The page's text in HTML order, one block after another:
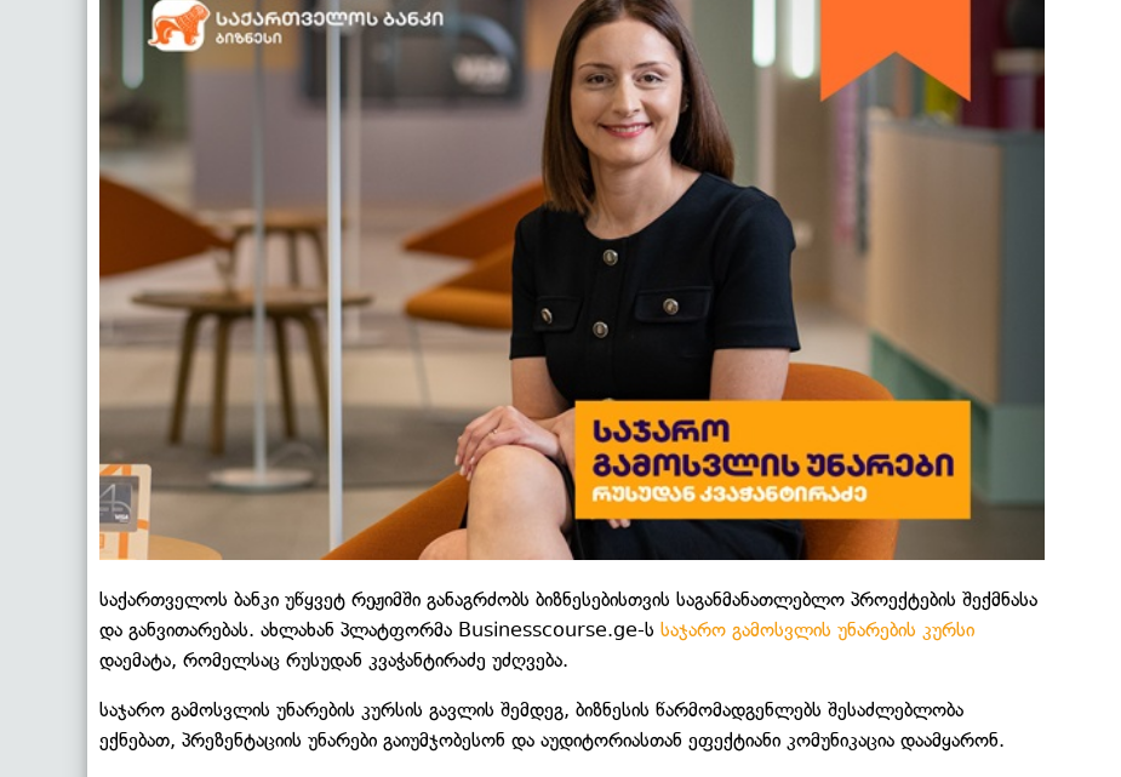
საქართველოს ბანკი უწყვეტ რეჟიმში განაგრძობს ბიზნესებისთვის საგანმანათლებლო პროექტების შექმნასა
და განვითარებას. ახლახან პლატფორმა Businesscourse.ge-ს საჯარო გამოსვლის უნარების კურსი
დაემატა, რომელსაც რუსუდან კვაჭანტირაძე უძღვება.
საჯარო გამოსვლის უნარების კურსის გავლის შემდეგ, ბიზნესის წარმომადგენლებს შესაძლებლობა
ექნებათ, პრეზენტაციის უნარები გაიუმჯობესონ და აუდიტორიასთან ეფექტიანი კომუნიკაცია დაამყარონ.